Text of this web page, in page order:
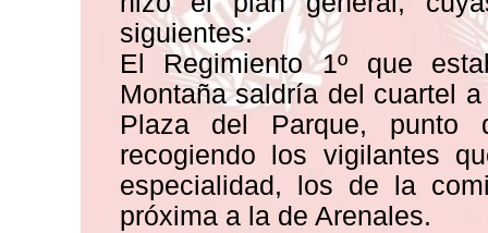
siguientes:
El Regimiento 1º que
Montaña saldría del cuartel
Plaza del Parque, punto
recogiendo los vigilantes
especialidad, los de la
próxima a la de Arenales.